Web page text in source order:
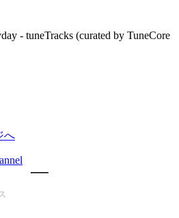
- tuneTracks (curated by TuneCore
へ